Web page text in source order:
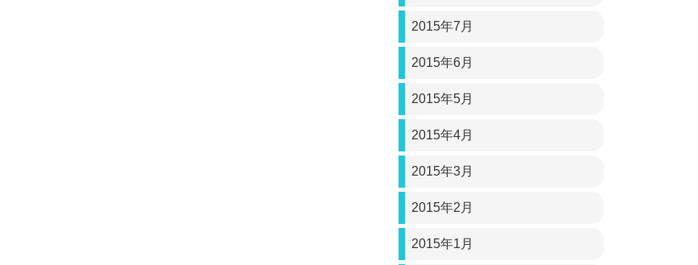
2015年7月
2015年6月
2015年5月
2015年4月
2015年3月
2015年2月
2015年1月